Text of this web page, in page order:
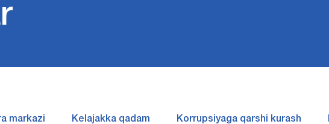
markazi Kelajakka qadam Korrupsiyaga qarshi kurash